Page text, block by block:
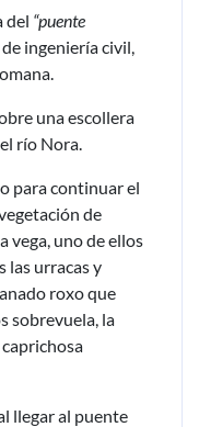
del “puente
ingeniería civil,
una escollera
río Nora.
para continuar el
de
vega, uno de ellos
las urracas y
roxo que
sobrevuela, la
llegar al puente